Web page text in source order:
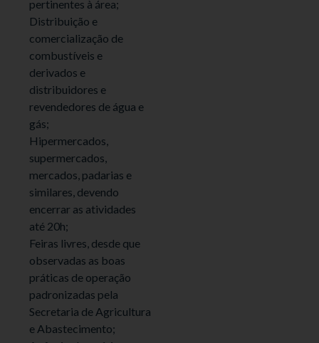
pertinentes à área;
Distribuição e
comercialização de
combustíveis e
derivados e
distribuidores e
revendedores de água e
gás;
Hipermercados,
supermercados,
mercados, padarias e
similares, devendo
encerrar as atividades
até 20h;
Feiras livres, desde que
observadas as boas
práticas de operação
padronizadas pela
Secretaria de Agricultura
e Abastecimento;